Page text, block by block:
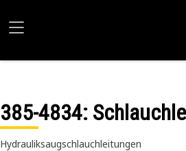
385-4834:
Hydrauliksaugschlauchleitungen